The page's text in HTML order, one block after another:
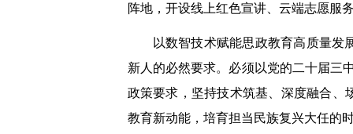
阵地，开设线上红色宣讲、云端志愿服
以数智技术赋能思政教育高质量
新人的必然要求。必须以党的二十届三
政策要求，坚持技术筑基、深度融合、
教育新动能，培育担当民族复兴大任的